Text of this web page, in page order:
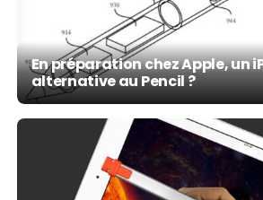
En préparation chez Apple, un
alternative au Pencil ?